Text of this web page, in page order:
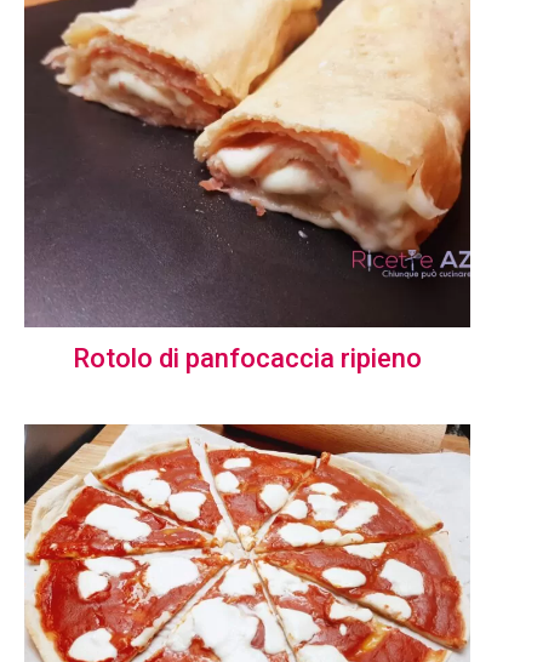
Rotolo di panfocaccia ripieno